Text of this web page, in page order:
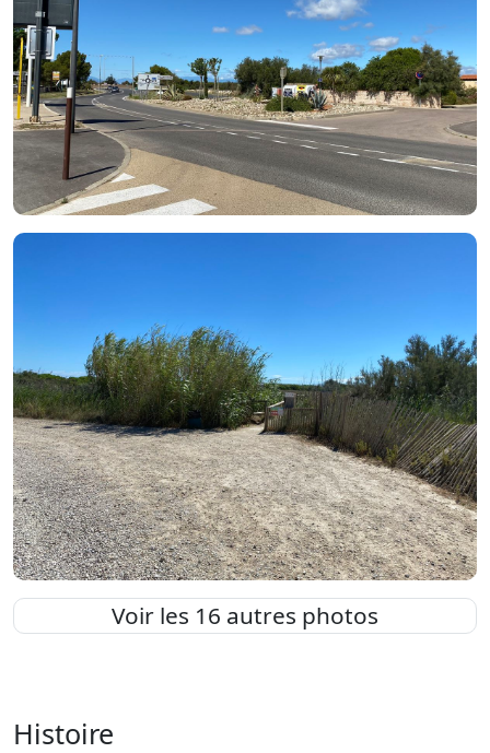
Voir les 16 autres photos
Histoire